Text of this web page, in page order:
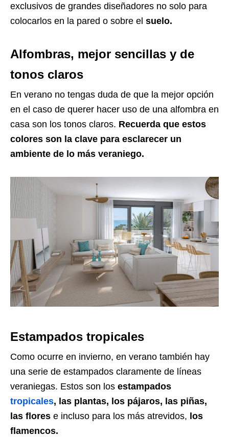
exclusivos de grandes diseñadores no solo para
colocarlos en la pared o sobre el suelo.
Alfombras, mejor sencillas y de
tonos claros
En verano no tengas duda de que la mejor opción
en el caso de querer hacer uso de una alfombra en
casa son los tonos claros. Recuerda que estos
colores son la clave para esclarecer un
ambiente de lo más veraniego.
Estampados tropicales
Como ocurre en invierno, en verano también hay
una serie de estampados claramente de líneas
veraniegas. Estos son los estampados
tropicales, las plantas, los pájaros, las piñas,
las flores e incluso para los más atrevidos, los
flamencos.